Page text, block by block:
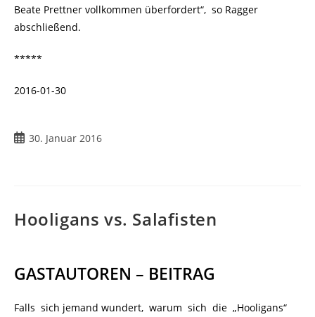
Beate Prettner vollkommen überfordert“, so Ragger
abschließend.
*****
2016-01-30
30. Januar 2016
Hooligans vs. Salafisten
GASTAUTOREN – BEITRAG
Falls sich jemand wundert, warum sich die „Hooligans“